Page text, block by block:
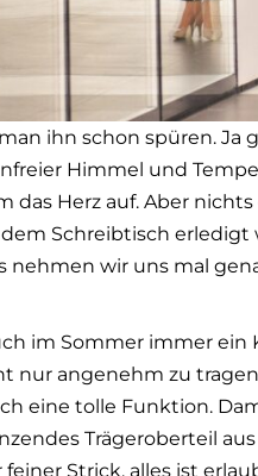
ihn schon spüren. Ja
Himmel und
das Herz auf. Aber
Schreibtisch erledigt
nehmen wir uns mal
im Sommer immer
nur angenehm zu
eine tolle Funktion.
Trägeroberteil
Strick, alles ist